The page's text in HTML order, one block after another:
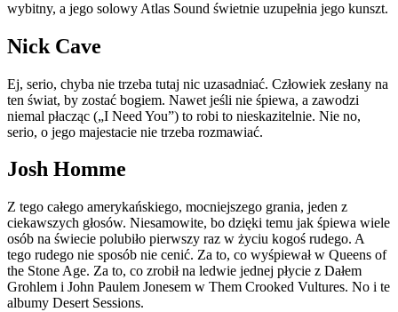
wybitny, a jego solowy Atlas Sound świetnie uzupełnia jego kunszt.
Nick Cave
Ej, serio, chyba nie trzeba tutaj nic uzasadniać. Człowiek zesłany na
ten świat, by zostać bogiem. Nawet jeśli nie śpiewa, a zawodzi
niemal płacząc („I Need You”) to robi to nieskazitelnie. Nie no,
serio, o jego majestacie nie trzeba rozmawiać.
Josh Homme
Z tego całego amerykańskiego, mocniejszego grania, jeden z
ciekawszych głosów. Niesamowite, bo dzięki temu jak śpiewa wiele
osób na świecie polubiło pierwszy raz w życiu kogoś rudego. A
tego rudego nie sposób nie cenić. Za to, co wyśpiewał w Queens of
the Stone Age. Za to, co zrobił na ledwie jednej płycie z Dałem
Grohlem i John Paulem Jonesem w Them Crooked Vultures. No i te
albumy Desert Sessions.